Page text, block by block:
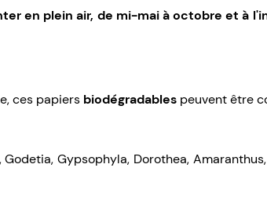
en plein air, de mi-mai à octobre et à
ces papiers biodégradables peuvent être
Gypsophyla, Dorothea,